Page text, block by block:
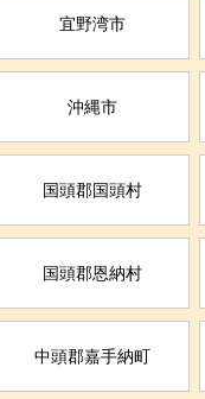
宜野湾市
沖縄市
国頭郡国頭村
国頭郡恩納村
中頭郡嘉手納町